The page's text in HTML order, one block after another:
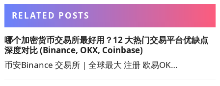
RELATED POSTS
哪个加密货币交易所最好用？12 大热门交易平台优缺点
深度对比 (Binance, OKX, Coinbase)
币安Binance 交易所 | 全球最大 注册 欧易OK…